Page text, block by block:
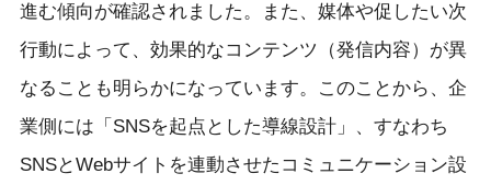
進む傾向が確認されました。また、媒体や促したい次
行動によって、効果的なコンテンツ（発信内容）が異
なることも明らかになっています。このことから、企
業側には「SNSを起点とした導線設計」、すなわち
SNSとWebサイトを連動させたコミュニケーション設